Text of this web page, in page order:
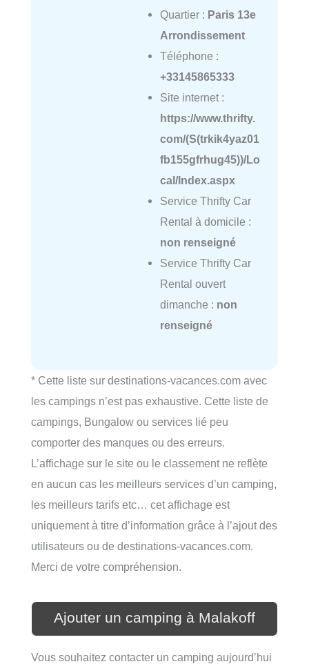
Quartier : Paris 13e
Arrondissement
Téléphone :
+33145865333
Site internet :
https://www.thrifty.
com/(S(trkik4yaz01
fb155gfrhug45))/Lo
cal/Index.aspx
Service Thrifty Car
Rental à domicile :
non renseigné
Service Thrifty Car
Rental ouvert
dimanche : non
renseigné
* Cette liste sur destinations-vacances.com avec
les campings n’est pas exhaustive. Cette liste de
campings, Bungalow ou services lié peu
comporter des manques ou des erreurs.
L’affichage sur le site ou le classement ne reflète
en aucun cas les meilleurs services d’un camping,
les meilleurs tarifs etc… cet affichage est
uniquement à titre d’information grâce à l’ajout des
utilisateurs ou de destinations-vacances.com.
Merci de votre compréhension.
Ajouter un camping à Malakoff
Vous souhaitez contacter un camping aujourd’hui